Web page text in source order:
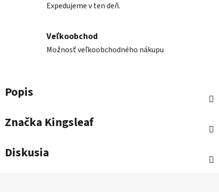
Expedujeme v ten deň.
Veľkoobchod
Možnosť veľkoobchodného nákupu
Popis
Značka Kingsleaf
Diskusia